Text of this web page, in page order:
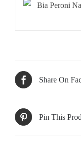
Share On
Pin This